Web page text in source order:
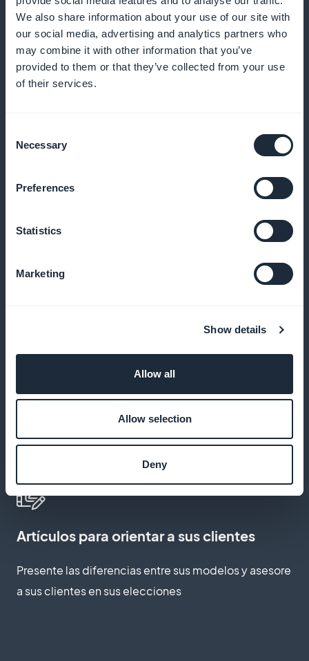
We also share information about your use of our site with
our social media, advertising and analytics partners who
may combine it with other information that you’ve
provided to them or that they’ve collected from your use
of their services.
Selection
Necessary
Preferences
Statistics
Marketing
Show details
Allow all
Allow selection
Deny
Notificaciones push personalizadas
Anuncie sus nuevos productos o promociones en
o periodo
Promociona tu identidad sin mencionar herramientas
Reinicio automático de la cesta
Anime a sus clientes a completar los pedidos
Artículos para orientar a sus clientes
Presente las diferencias entre sus modelos y asesore
a sus clientes en sus elecciones